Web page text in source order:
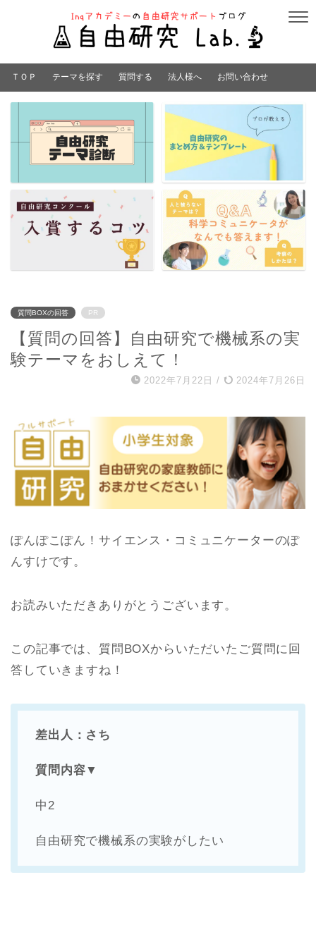
ＴＯＰ テーマを探す 質問する 法人様へ お問い合わせ
質問BOXの回答 PR
【質問の回答】自由研究で機械系の実
験テーマをおしえて！
2022年7月22日 / 2024年7月26日
ぽんぽこぽん！サイエンス・コミュニケーターのぽ
んすけです。
お読みいただきありがとうございます。
この記事では、質問BOXからいただいたご質問に回
答していきますね！
差出人：さち
質問内容▼
中2
自由研究で機械系の実験がしたい